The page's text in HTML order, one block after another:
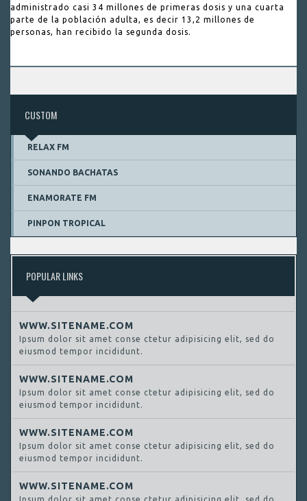
administrado casi 34 millones de primeras dosis y una cuarta
parte de la población adulta, es decir 13,2 millones de
personas, han recibido la segunda dosis.
CUSTOM
RELAX FM
SONANDO BACHATAS
ENAMORATE FM
PINPON TROPICAL
POPULAR LINKS
WWW.SITENAME.COM
Ipsum dolor sit amet conse ctetur adipisicing elit, sed do
eiusmod tempor incididunt.
WWW.SITENAME.COM
Ipsum dolor sit amet conse ctetur adipisicing elit, sed do
eiusmod tempor incididunt.
WWW.SITENAME.COM
Ipsum dolor sit amet conse ctetur adipisicing elit, sed do
eiusmod tempor incididunt.
WWW.SITENAME.COM